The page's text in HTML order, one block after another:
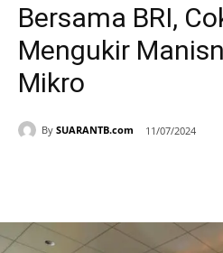
Bersama BRI,
Mengukir
Mikro
By SUARANTB.com 11/07/2024